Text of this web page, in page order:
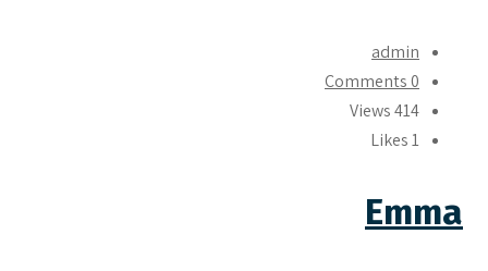
admin
0 Comments
414 Views
1
Emma